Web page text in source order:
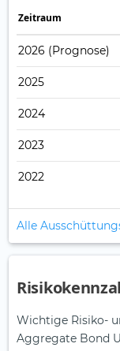
Zeitraum
2026 (Prognose)
2025
2024
2023
2022
Alle
Wichtige Risiko-
Aggregate Bond